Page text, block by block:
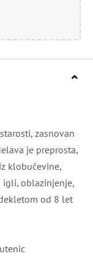
zasnovan
je preprosta,
klobučevine,
igli, oblazinjenje,
od 8 let